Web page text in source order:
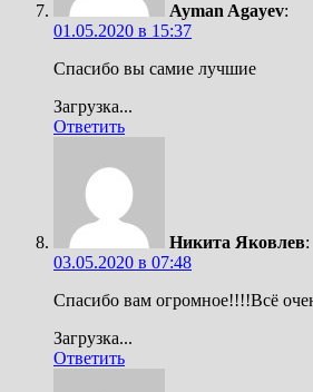
Ayman Agayev:
01.05.2020 в 15:37
Спасибо вы самие лучшие
Загрузка...
Ответить
Никита Яковлев:
03.05.2020 в 07:48
Спасибо вам огромное!!!!Всё
Загрузка...
Ответить